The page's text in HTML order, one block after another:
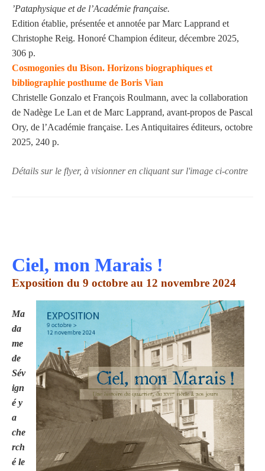
’Pataphysique et de l’Académie française.
Edition établie, présentée et annotée par Marc Lapprand et
Christophe Reig. Honoré Champion éditeur, décembre 2025,
306 p.
Cosmogonies du Bison. Horizons biographiques et
bibliographie posthume de Boris Vian
Christelle Gonzalo et François Roulmann, avec la collaboration
de Nadège Le Lan et de Marc Lapprand, avant-propos de Pascal
Ory, de l’Académie française. Les Antiquitaires éditeurs, octobre
2025, 240 p.
Détails sur le flyer, à visionner en cliquant sur l'image ci-contre
Ciel, mon Marais !
Exposition du 9 octobre au 12 novembre 2024
Ma
da
me
de
Sév
ign
é y
a
che
rch
é le